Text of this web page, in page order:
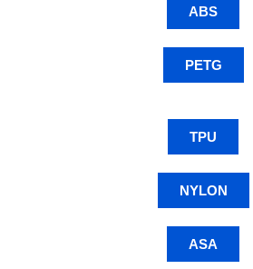
ABS
PETG
TPU
NYLON
ASA